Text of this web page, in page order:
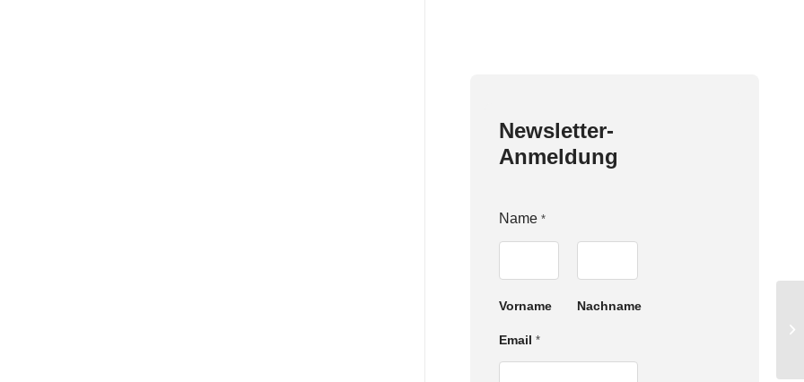
Newsletter-
Anmeldung
N
Z
u
s
i
m
Name *
Vorname Nachname
Email *